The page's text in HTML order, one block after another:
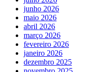
junho 2026
maio 2026
abril 2026
março 2026
fevereiro 2026
janeiro 2026
dezembro 2025